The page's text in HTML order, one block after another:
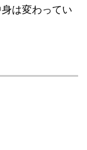
は変わってい